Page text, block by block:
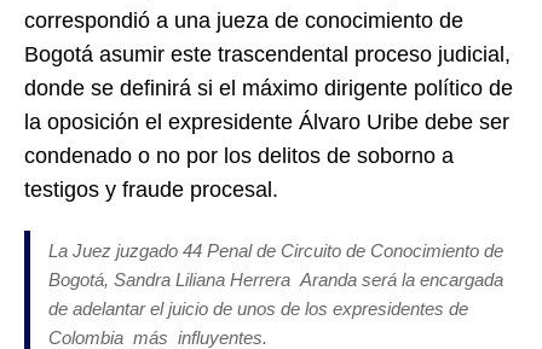
correspondió a una jueza de conocimiento de
Bogotá asumir este trascendental proceso judicial,
donde se definirá si el máximo dirigente político de
la oposición el expresidente Álvaro Uribe debe ser
condenado o no por los delitos de soborno a
testigos y fraude procesal.
La Juez juzgado 44 Penal de Circuito de Conocimiento de
Bogotá, Sandra Liliana Herrera Aranda será la encargada
de adelantar el juicio de unos de los expresidentes de
Colombia más influyentes.